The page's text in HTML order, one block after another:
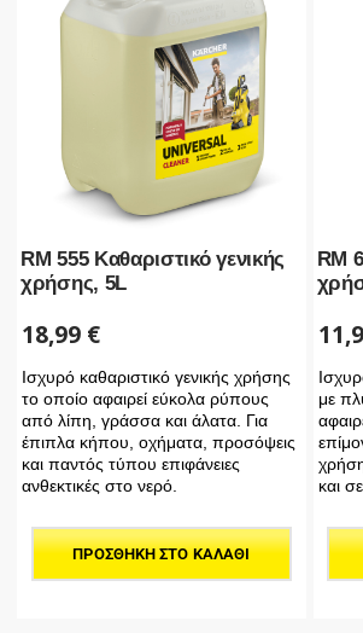
RM 555 Καθαριστικό γενικής
χρήσης, 5L
18,99 €
Ισχυρό καθαριστικό γενικής χρήσης
το οποίο αφαιρεί εύκολα ρύπους
από λίπη, γράσσα και άλατα. Για
έπιπλα κήπου, οχήματα, προσόψεις
και παντός τύπου επιφάνειες
ανθεκτικές στο νερό.
ΠΡΟΣΘΉΚΗ ΣΤΟ ΚΑΛΆΘΙ
RM
με
και